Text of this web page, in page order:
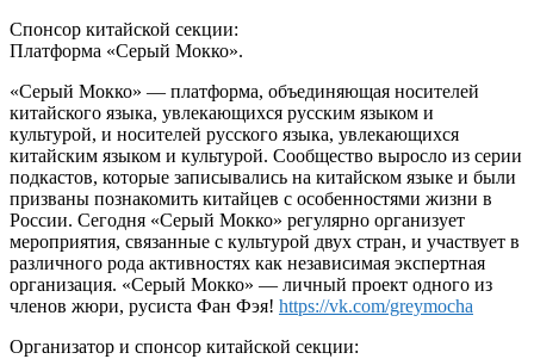
Спонсор китайской секции:
Платформа «Серый Мокко».
«Серый Мокко» — платформа, объединяющая носителей
китайского языка, увлекающихся русским языком и
культурой, и носителей русского языка, увлекающихся
китайским языком и культурой. Сообщество выросло из серии
подкастов, которые записывались на китайском языке и были
призваны познакомить китайцев с особенностями жизни в
России. Сегодня «Серый Мокко» регулярно организует
мероприятия, связанные с культурой двух стран, и участвует в
различного рода активностях как независимая экспертная
организация. «Серый Мокко» — личный проект одного из
членов жюри, русиста Фан Фэя! https://vk.com/greymocha
Организатор и спонсор китайской секции: